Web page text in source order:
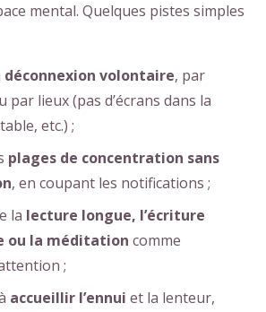
mental. Quelques pistes simples
déconnexion volontaire, par
par lieux (pas d’écrans dans la
etc.) ;
plages de concentration sans
, en coupant les notifications ;
la lecture longue, l’écriture
ou la méditation comme
;
accueillir l’ennui et la lenteur,